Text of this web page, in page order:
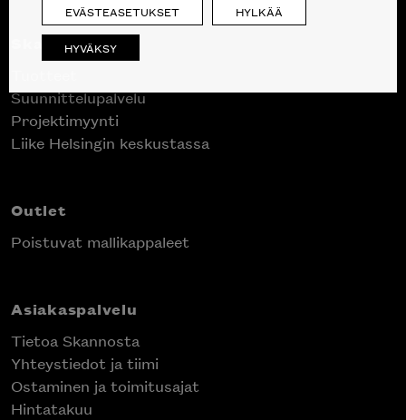
Skanno
Suunnittelupalvelu
Projektimyynti
Liike Helsingin keskustassa
Outlet
Poistuvat mallikappaleet
Asiakaspalvelu
Tietoa Skannosta
Yhteystiedot ja tiimi
Ostaminen ja toimitusajat
Hintatakuu
EVÄSTEASETUKSET HYLKÄÄ
HYVÄKSY